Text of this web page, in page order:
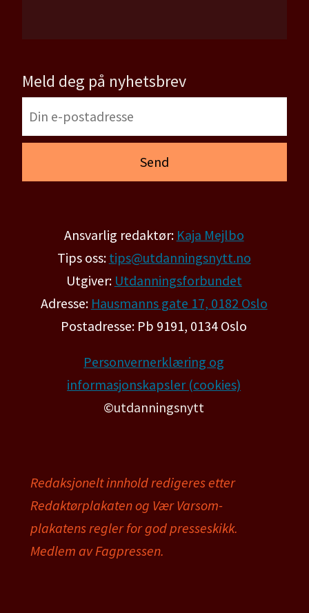
Meld deg på nyhetsbrev
Ansvarlig redaktør: Kaja Mejlbo
Tips oss: tips@utdanningsnytt.no
Utgiver: Utdanningsforbundet
Adresse: Hausmanns gate 17, 0182 Oslo
Postadresse: Pb 9191, 0134 Oslo
Personvernerklæring og
informasjonskapsler (cookies)
©utdanningsnytt
Redaksjonelt innhold redigeres etter
Redaktørplakaten og Vær Varsom-
plakatens regler for god presseskikk.
Medlem av Fagpressen.